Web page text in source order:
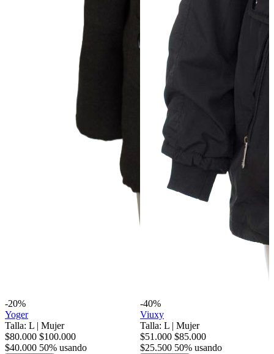
-20%
Yoger
Talla: L | Mujer
$80.000 $100.000
$40.000 50% usando
-40%
Viuxy
Talla: L | Mujer
$51.000 $85.000
$25.500 50% usando